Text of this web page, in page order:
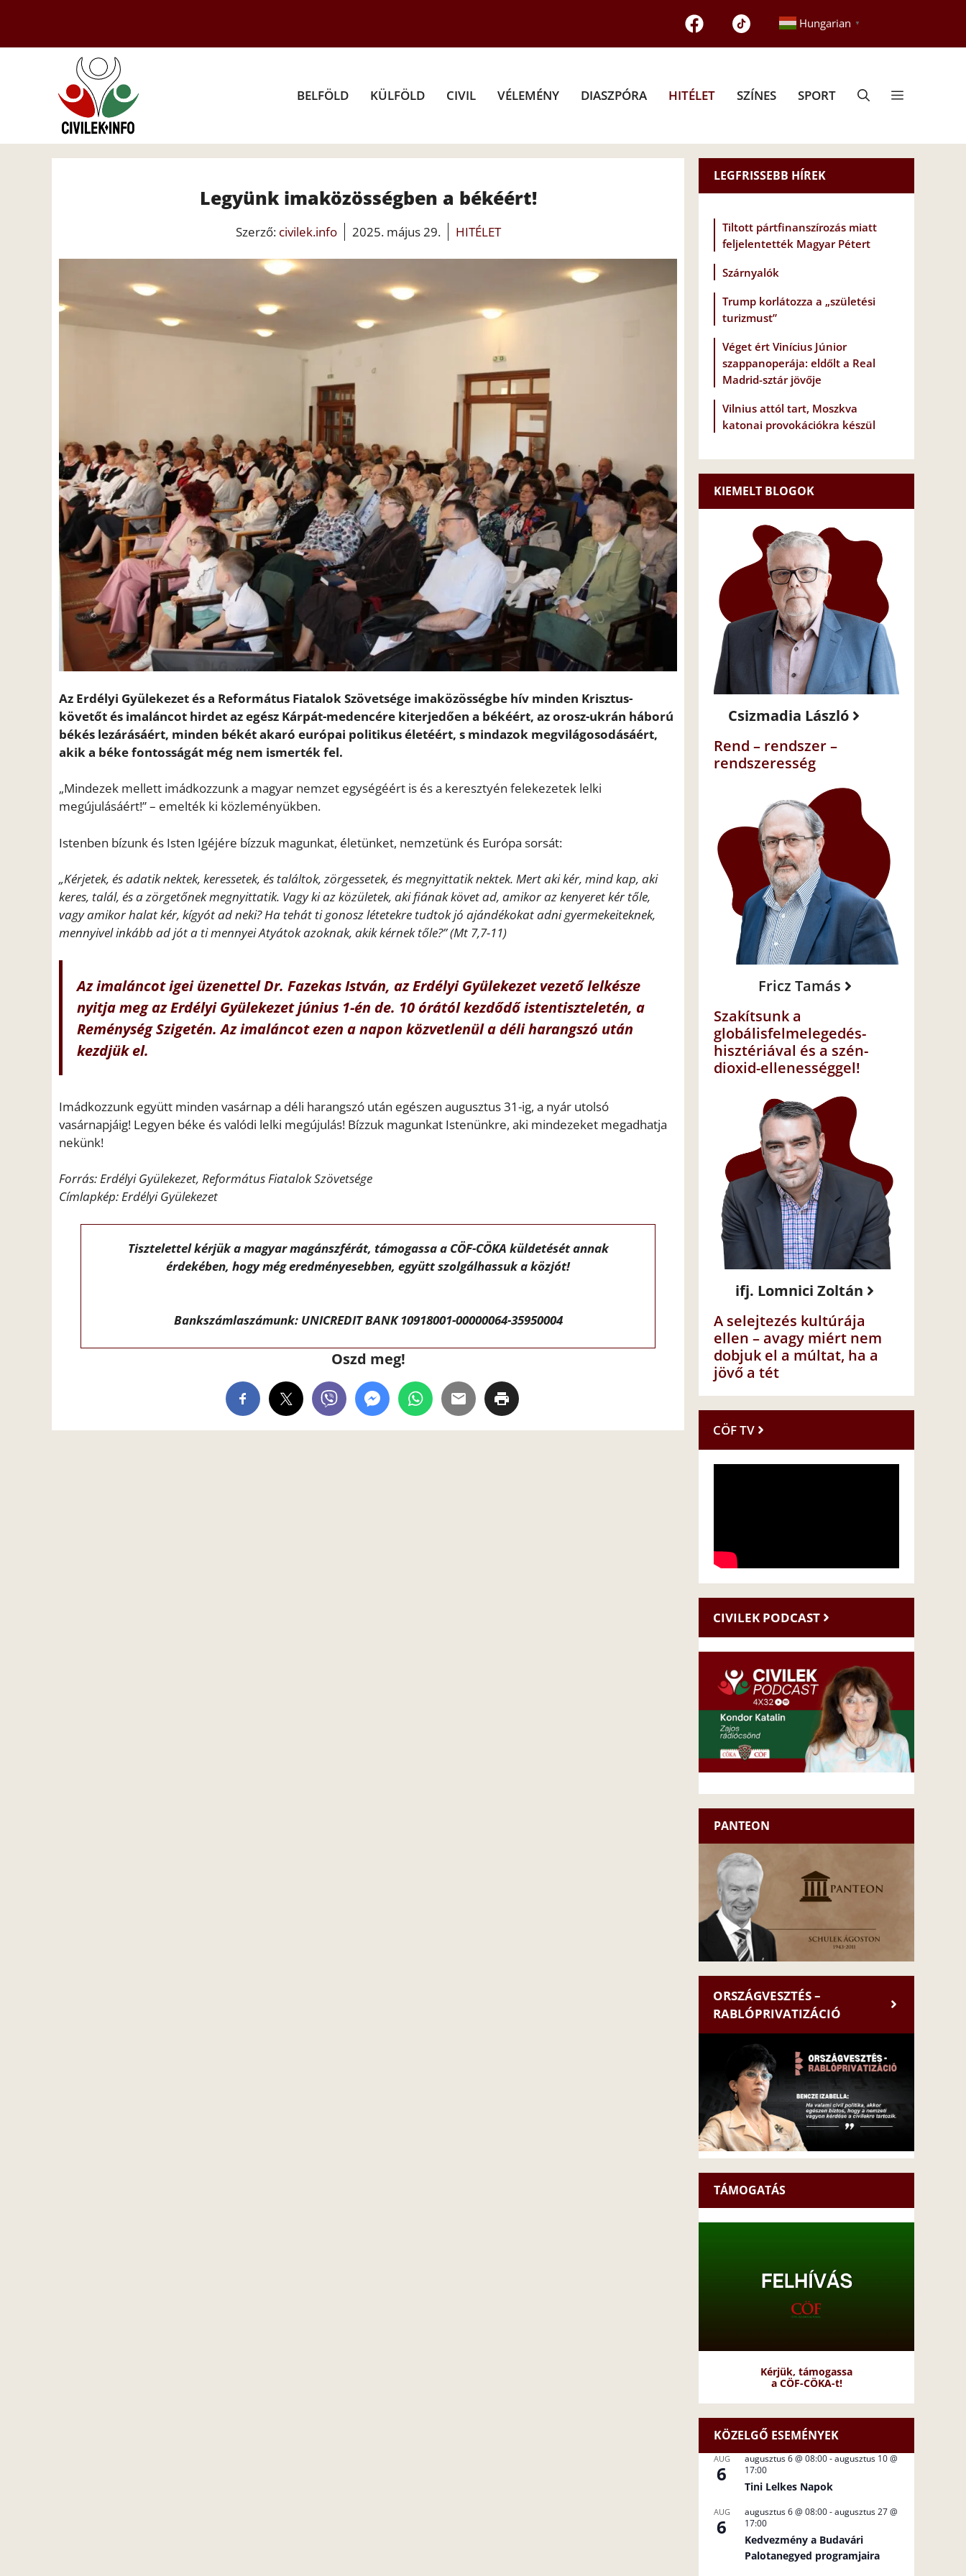
tartalomba
Hungarian ▼
BELFÖLD KÜLFÖLD CIVIL VÉLEMÉNY DIASZPÓRA HITÉLET SZÍNES SPORT
Legyünk imaközösségben a békéért!
Szerző: civilek.info 2025. május 29. HITÉLET
Az Erdélyi Gyülekezet és a Református Fiatalok Szövetsége imaközösségbe hív minden Krisztus-
követőt és imaláncot hirdet az egész Kárpát-medencére kiterjedően a békéért, az orosz-ukrán háború
békés lezárásáért, minden békét akaró európai politikus életéért, s mindazok megvilágosodásáért,
akik a béke fontosságát még nem ismerték fel.
„Mindezek mellett imádkozzunk a magyar nemzet egységéért is és a keresztyén felekezetek lelki
megújulásáért!” – emelték ki közleményükben.
Istenben bízunk és Isten Igéjére bízzuk magunkat, életünket, nemzetünk és Európa sorsát:
„Kérjetek, és adatik nektek, keressetek, és találtok, zörgessetek, és megnyittatik nektek. Mert aki kér, mind kap, aki
keres, talál, és a zörgetőnek megnyittatik. Vagy ki az közületek, aki fiának követ ad, amikor az kenyeret kér tőle,
vagy amikor halat kér, kígyót ad neki? Ha tehát ti gonosz létetekre tudtok jó ajándékokat adni gyermekeiteknek,
mennyivel inkább ad jót a ti mennyei Atyátok azoknak, akik kérnek tőle?” (Mt 7,7-11)
Az imaláncot igei üzenettel Dr. Fazekas István, az Erdélyi Gyülekezet vezető lelkésze
nyitja meg az Erdélyi Gyülekezet június 1-én de. 10 órától kezdődő istentiszteletén, a
Reménység Szigetén. Az imaláncot ezen a napon közvetlenül a déli harangszó után
kezdjük el.
Imádkozzunk együtt minden vasárnap a déli harangszó után egészen augusztus 31-ig, a nyár utolsó
vasárnapjáig! Legyen béke és valódi lelki megújulás! Bízzuk magunkat Istenünkre, aki mindezeket megadhatja
nekünk!
Forrás: Erdélyi Gyülekezet, Református Fiatalok Szövetsége
Címlapkép: Erdélyi Gyülekezet
Tisztelettel kérjük a magyar magánszférát, támogassa a CÖF-CÖKA küldetését annak
érdekében, hogy még eredményesebben, együtt szolgálhassuk a közjót!
Bankszámlaszámunk: UNICREDIT BANK 10918001-00000064-35950004
Oszd meg!
LEGFRISSEBB HÍREK
Tiltott pártfinanszírozás miatt
feljelentették Magyar Pétert
Szárnyalók
Trump korlátozza a „születési
turizmust”
Véget ért Vinícius Júnior
szappanoperája: eldőlt a Real
Madrid-sztár jövője
Vilnius attól tart, Moszkva
katonai provokációkra készül
KIEMELT BLOGOK
Csizmadia László
Rend – rendszer –
rendszeresség
Fricz Tamás
Szakítsunk a
globálisfelmelegedés-
hisztériával és a szén-
dioxid-ellenességgel!
ifj. Lomnici Zoltán
A selejtezés kultúrája
ellen – avagy miért nem
dobjuk el a múltat, ha a
jövő a tét
CÖF TV
CIVILEK PODCAST
PANTEON
ORSZÁGVESZTÉS –
RABLÓPRIVATIZÁCIÓ
TÁMOGATÁS
Kérjük, támogassa
a CÖF-CÖKA-t!
KÖZELGŐ ESEMÉNYEK
AUG
6
augusztus 6 @ 08:00-augusztus 10 @
17:00
Tini Lelkes Napok
AUG
6
augusztus 6 @ 08:00-augusztus 27 @
17:00
Kedvezmény a Budavári
Palotanegyed programjaira